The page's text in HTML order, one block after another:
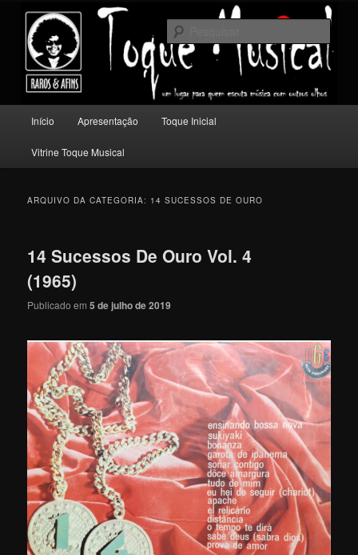
conteúdo
principal
conteúdo
secundário
Toque Musical
Um lugar para quem escuta música com outros olhos.
principal
Início Apresentação Toque Inicial
Vitrine Toque Musical
ARQUIVO DA CATEGORIA: 14 SUCESSOS DE OURO
14 Sucessos De Ouro Vol. 4
(1965)
Publicado em5 de julho de 2019